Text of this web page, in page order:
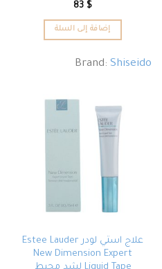
83 $
إضافة إلى السلة
Brand:Shiseido
علاج استي لودر Estee Lauder
New Dimension Expert